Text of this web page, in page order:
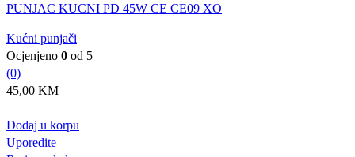
PUNJAC KUCNI PD 45W CE CE09 XO
Kućni punjači
Ocjenjeno 0 od 5
(0)
45,00 KM
Dodaj u korpu
Uporedite